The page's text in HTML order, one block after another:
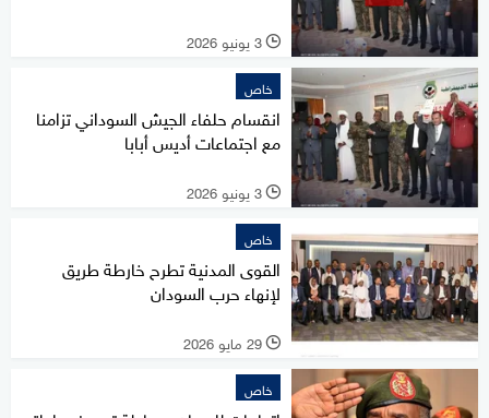
l 3 يونيو 2026
خاص
انقسام حلفاء الجيش السوداني تزامنا
مع اجتماعات أديس أبابا
l 3 يونيو 2026
خاص
القوى المدنية تطرح خارطة طريق
لإنهاء حرب السودان
l 29 مايو 2026
خاص